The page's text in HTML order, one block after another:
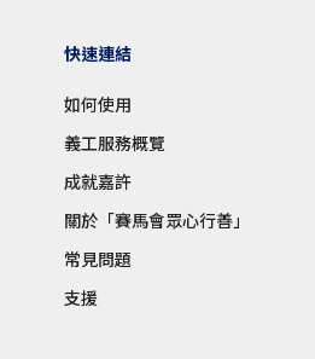
快速連結
如何使用
義工服務概覽
成就嘉許
關於「賽馬會眾心行善」
常見問題
支援